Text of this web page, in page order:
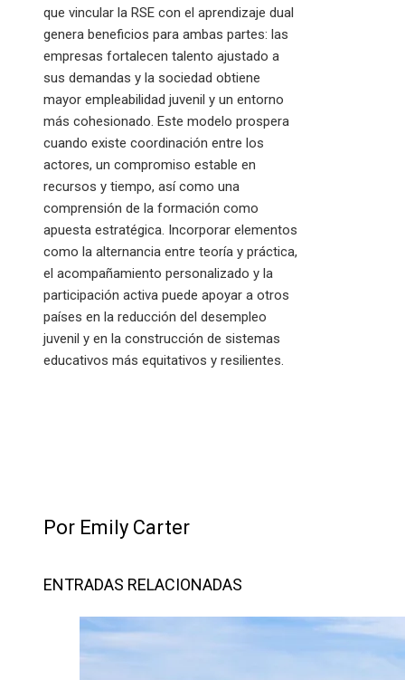
que vincular la RSE con el aprendizaje dual
genera beneficios para ambas partes: las
empresas fortalecen talento ajustado a
sus demandas y la sociedad obtiene
mayor empleabilidad juvenil y un entorno
más cohesionado. Este modelo prospera
cuando existe coordinación entre los
actores, un compromiso estable en
recursos y tiempo, así como una
comprensión de la formación como
apuesta estratégica. Incorporar elementos
como la alternancia entre teoría y práctica,
el acompañamiento personalizado y la
participación activa puede apoyar a otros
países en la reducción del desempleo
juvenil y en la construcción de sistemas
educativos más equitativos y resilientes.
Por Emily Carter
ENTRADAS RELACIONADAS